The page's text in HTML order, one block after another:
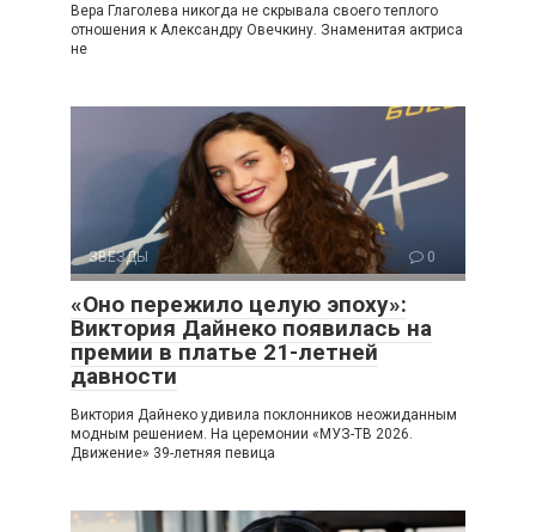
Вера Глаголева никогда не скрывала своего теплого
отношения к Александру Овечкину. Знаменитая актриса
не
ЗВЕЗДЫ 0
«Оно пережило целую эпоху»:
Виктория Дайнеко появилась на
премии в платье 21-летней
давности
Виктория Дайнеко удивила поклонников неожиданным
модным решением. На церемонии «МУЗ-ТВ 2026.
Движение» 39-летняя певица